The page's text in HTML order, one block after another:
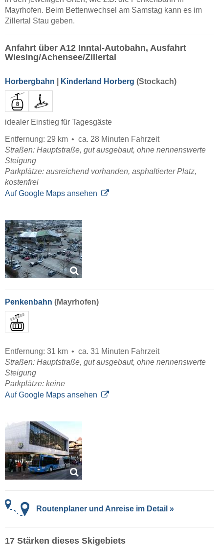
Mayrhofen. Beim Bettenwechsel am Samstag kann es im
Zillertal Stau geben.
Anfahrt über A12 Inntal-Autobahn, Ausfahrt
Wiesing/Achensee/Zillertal
Horbergbahn Kinderland Horberg (Stockach)
idealer Einstieg für Tagesgäste
Entfernung: 29 km
ca. 28 Minuten Fahrzeit
Straßen: Hauptstraße, gut ausgebaut, ohne nennenswerte
Steigung
Parkplätze: ausreichend vorhanden, asphaltierter Platz,
kostenfrei
Auf Google Maps ansehen
Penkenbahn (Mayrhofen)
Entfernung: 31 km
ca. 31 Minuten Fahrzeit
Straßen: Hauptstraße, gut ausgebaut, ohne nennenswerte
Steigung
Parkplätze: keine
Auf Google Maps ansehen
Routenplaner und Anreise im Detail »
17 Stärken dieses Skigebiets